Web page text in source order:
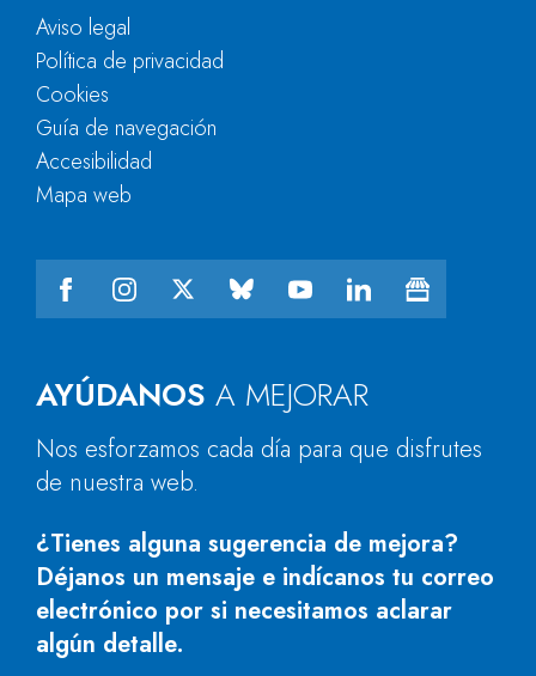
AYÚDANOS A MEJORAR
Nos esforzamos cada día para que disfrutes
de nuestra web.
¿Tienes alguna sugerencia de mejora?
Déjanos un mensaje e indícanos tu correo
electrónico por si necesitamos aclarar
algún detalle.
Aviso legal
Política de privacidad
Cookies
Guía de navegación
Accesibilidad
Mapa web